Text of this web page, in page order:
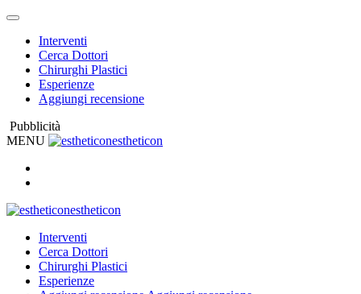
Interventi
Cerca Dottori
Chirurghi Plastici
Esperienze
Aggiungi recensione
Pubblicità
MENU
estheticon
estheticon
Interventi
Cerca Dottori
Chirurghi Plastici
Esperienze